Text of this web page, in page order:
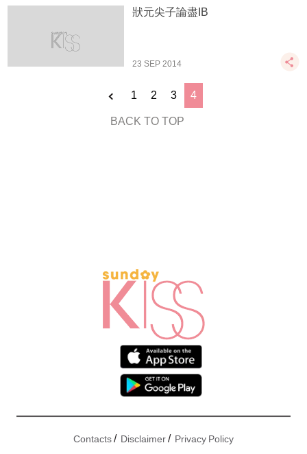
狀元尖子論盡IB
23 SEP 2014
1 2 3 4
BACK TO TOP
Contacts/ Disclaimer/ Privacy Policy